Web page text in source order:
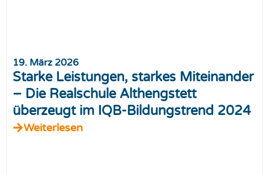
19. März 2026
Starke Leistungen, starkes Miteinander
– Die Realschule Althengstett
überzeugt im IQB-Bildungstrend 2024
Weiterlesen